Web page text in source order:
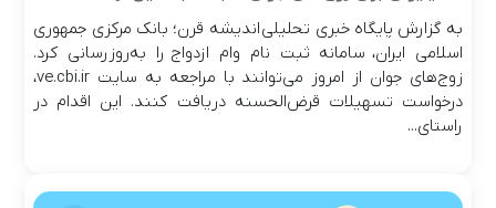
به گزارش پایگاه خبری تحلیلی اندیشه قرن؛ بانک مرکزی جمهوری
اسلامی ایران، سامانه ثبت نام وام ازدواج را به‌روزرسانی کرد.​
زوج‌های جوان از امروز می‌توانند با مراجعه به سایت ve.cbi.ir،
درخواست تسهیلات قرض‌الحسنه دریافت کنند.​ این اقدام در
راستای...